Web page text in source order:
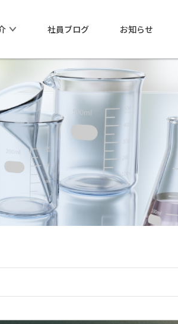
会貢献
ら
方針
中央研究所
中央研究所
社員ブログ お知らせ